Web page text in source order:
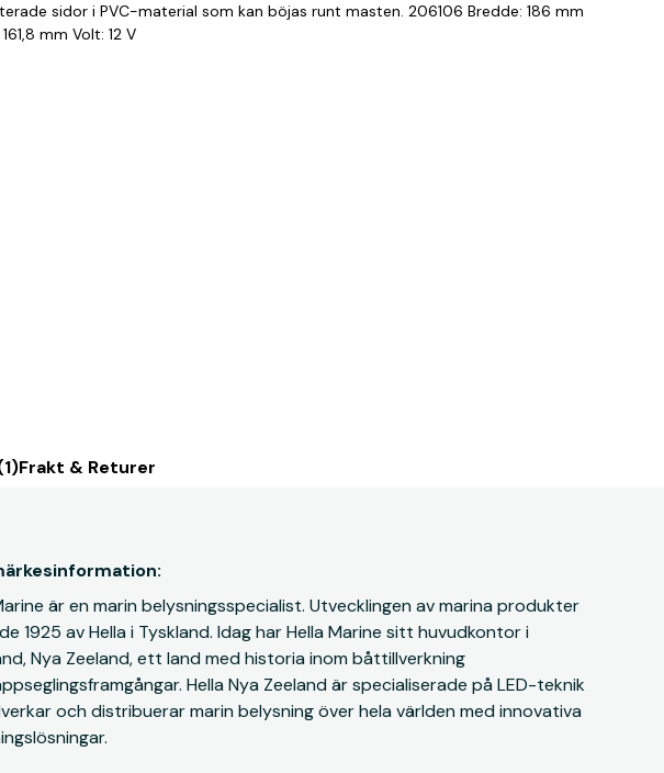
sidor i PVC-material som kan böjas runt masten. 206106 Bredde: 186 mm
mm Volt: 12 V
Frakt & Returer
är en marin belysningsspecialist. Utvecklingen av marina produkter
1925 av Hella i Tyskland. Idag har Hella Marine sitt huvudkontor i
Nya Zeeland, ett land med historia inom båttillverkning
Hella Nya Zeeland är specialiserade på LED-teknik
och distribuerar marin belysning över hela världen med innovativa